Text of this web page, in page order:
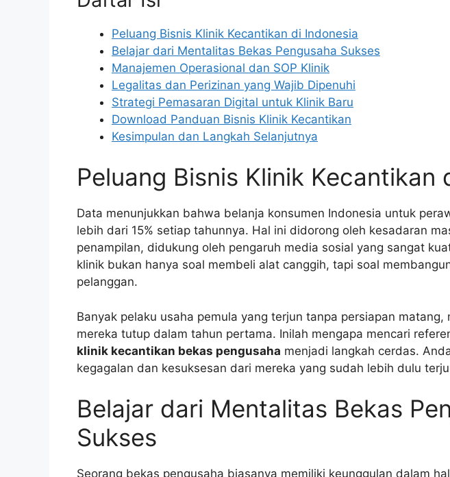
Peluang Bisnis Klinik Kecantikan di Indonesia
Belajar dari Mentalitas Bekas Pengusaha Sukses
Manajemen Operasional dan SOP Klinik
Legalitas dan Perizinan yang Wajib Dipenuhi
Strategi Pemasaran Digital untuk Klinik Baru
Download Panduan Bisnis Klinik Kecantikan
Kesimpulan dan Langkah Selanjutnya
Peluang Bisnis Klinik Kecantikan
Data menunjukkan bahwa belanja konsumen Indonesia untuk
lebih dari 15% setiap tahunnya. Hal ini didorong oleh kesadaran
penampilan, didukung oleh pengaruh media sosial yang sangat
klinik bukan hanya soal membeli alat canggih, tapi soal
pelanggan.
Banyak pelaku usaha pemula yang terjun tanpa persiapan matang,
mereka tutup dalam tahun pertama. Inilah mengapa mencari
klinik kecantikan bekas pengusaha menjadi langkah cerdas.
kegagalan dan kesuksesan dari mereka yang sudah lebih dulu
Belajar dari Mentalitas Bekas
Sukses
Seorang bekas pengusaha biasanya memiliki keunggulan dalam